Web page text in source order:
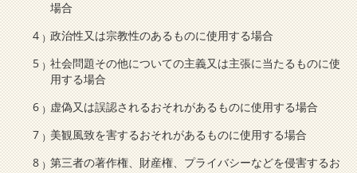
場合
政治性又は宗教性のあるものに使用する場合
社会問題その他についての主義又は主張に当たるものに使
用する場合
虚偽又は誤認されるおそれがあるものに使用する場合
美観風致を害するおそれがあるものに使用する場合
第三者の著作権、財産権、プライバシーなどを侵害するお